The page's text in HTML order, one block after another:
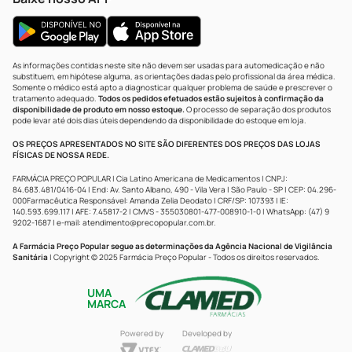
As informações contidas neste site não devem ser usadas para automedicação e não
substituem, em hipótese alguma, as orientações dadas pelo profissional da área médica.
Somente o médico está apto a diagnosticar qualquer problema de saúde e prescrever o
tratamento adequado. Todos os pedidos efetuados estão sujeitos à confirmação da
disponibilidade de produto em nosso estoque.O processo de separação dos produtos
pode levar até dois dias úteis dependendo da disponibilidade do estoque em loja.
OS PREÇOS APRESENTADOS NO SITE SÃO DIFERENTES DOS PREÇOS DAS LOJAS
FÍSICAS DE NOSSA REDE.
FARMÁCIA PREÇO POPULAR | Cia Latino Americana de Medicamentos | CNPJ:
84.683.481/0416-04 | End: Av. Santo Albano, 490 - Vila Vera | São Paulo - SP | CEP: 04.296-
000Farmacêutica Responsável: Amanda Zelia Deodato | CRF/SP: 107393 | IE:
140.593.699.117 | AFE: 7.45817-2 | CMVS - 355030801-477-008910-1-0 | WhatsApp: (47) 9
9202-1687 | e-mail: atendimento@precopopular.com.br.
A Farmácia Preço Popular segue as determinações da Agência Nacional de Vigilância
Sanitária | Copyright © 2025 Farmácia Preço Popular - Todos os direitos reservados.
UMA
MARCA
Powered by Developed by